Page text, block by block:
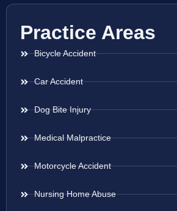
Practice Areas
Bicycle Accident
Car Accident
Dog Bite Injury
Medical Malpractice
Motorcycle Accident
Nursing Home Abuse